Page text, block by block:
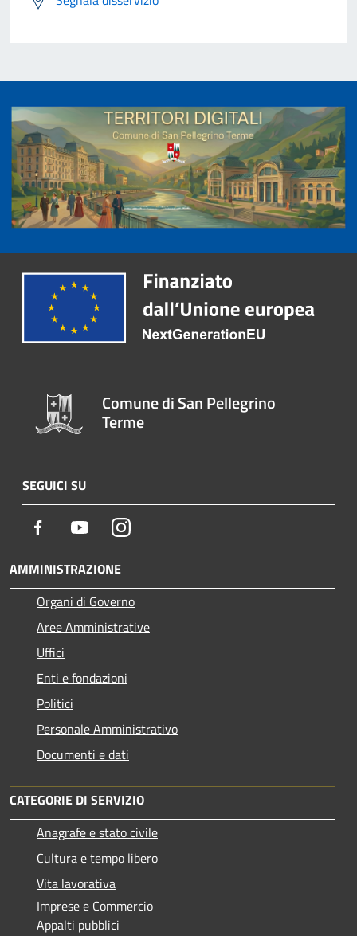
Comune di San Pellegrino
Terme
SEGUICI SU
Facebook YoutubeInstagram
AMMINISTRAZIONE
Organi di Governo
Aree Amministrative
Uffici
Enti e fondazioni
Politici
Personale Amministrativo
Documenti e dati
CATEGORIE DI SERVIZIO
Anagrafe e stato civile
Cultura e tempo libero
Vita lavorativa
Imprese e Commercio
Appalti pubblici